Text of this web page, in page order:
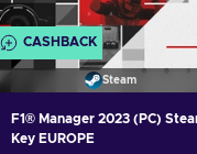
CASHBACK
Steam
F1® Manager 2023 (PC)
Key EUROPE